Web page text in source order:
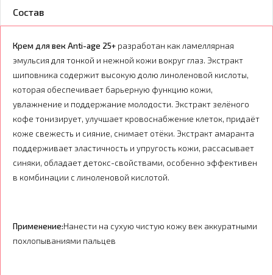
Состав
Крем для век Anti-age 25+ разработан как ламеллярная
эмульсия для тонкой и нежной кожи вокруг глаз. Экстракт
шиповника содержит высокую долю линоленовой кислоты,
которая обеспечивает барьерную функцию кожи,
увлажнение и поддержание молодости. Экстракт зелёного
кофе тонизирует, улучшает кровоснабжение клеток, придаёт
коже свежесть и сияние, снимает отёки. Экстракт амаранта
поддерживает эластичность и упругость кожи, рассасывает
синяки, обладает детокс-свойствами, особенно эффективен
в комбинации с линоленовой кислотой.
Применение:Нанести на сухую чистую кожу век аккуратными
похлопываниями пальцев